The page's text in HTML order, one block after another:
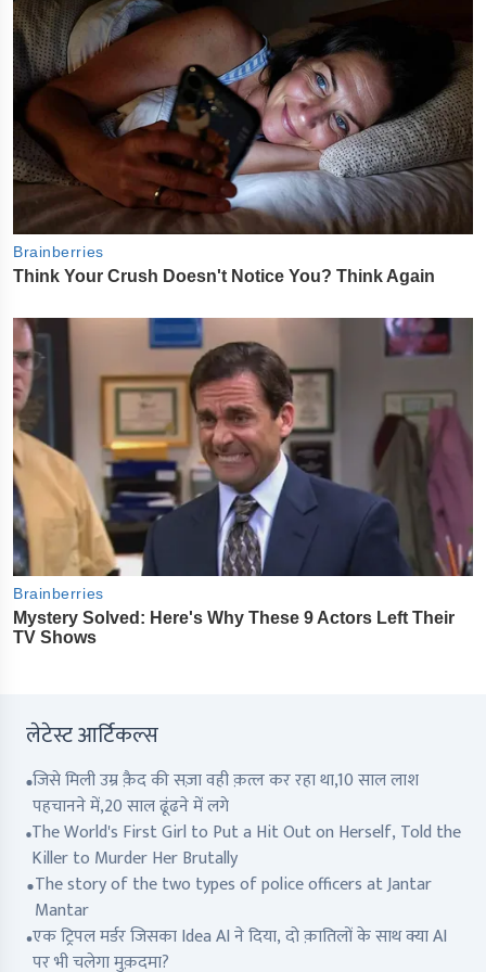
लेटेस्ट आर्टिकल्स
जिसे मिली उम्र क़ैद की सज़ा वही क़त्ल कर रहा था,10 साल लाश
पहचानने में,20 साल ढूंढने में लगे
The World's First Girl to Put a Hit Out on Herself, Told the
Killer to Murder Her Brutally
The story of the two types of police officers at Jantar
Mantar
एक ट्रिपल मर्डर जिसका Idea AI ने दिया, दो क़ातिलों के साथ क्या AI
पर भी चलेगा मुक़दमा?